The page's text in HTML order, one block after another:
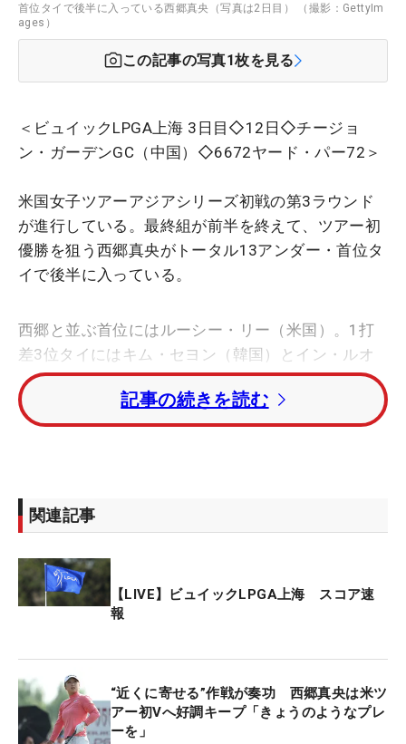
首位タイで後半に入っている西郷真央（写真は2日目） （撮影：GettyIm
ages）
この記事の写真1枚を見る
＜ビュイックLPGA上海 3日目◇12日◇チージョ
ン・ガーデンGC（中国）◇6672ヤード・パー72＞
米国女子ツアーアジアシリーズ初戦の第3ラウンド
が進行している。最終組が前半を終えて、ツアー初
優勝を狙う西郷真央がトータル13アンダー・首位タ
イで後半に入っている。
西郷と並ぶ首位にはルーシー・リー（米国）。1打
差3位タイにはキム・セヨン（韓国）とイン・ルオ
ニン（中国）が続いている。
畑岡奈紗はトータル11アンダー・5位タイ、勝みな
いる。
ー。トータル3オーバー・66位タイにつけている。
稲見萌寧も66位タイ、西村優菜はトータル5オーバ
ー・72位で後半をプレーしている。
記事の続きを読む
関連記事
【LIVE】ビュイックLPGA上海 スコア速
報
“近くに寄せる”作戦が奏功 西郷真央は米ツ
アー初Vへ好調キープ「きょうのようなプレ
ーを」